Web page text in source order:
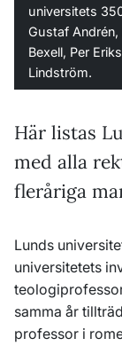
universitets
Gustaf Andrén,
Bexell, Per
Lindström.
Här listas
med alla
fleråriga
Lunds
universitetets
samma år
professor i